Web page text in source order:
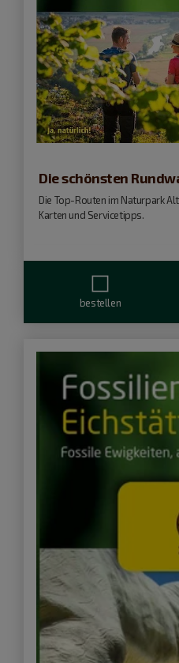
Die schönsten
Die Top-Routen im Naturpark
Karten und Servicetipps.
bestellen